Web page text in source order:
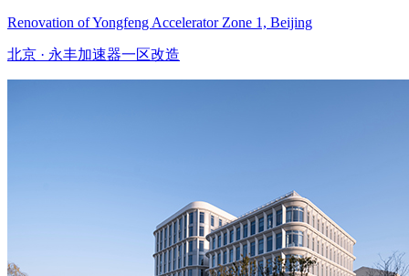
Renovation of Yongfeng Accelerator Zone 1, Beijing
北京 · 永丰加速器一区改造